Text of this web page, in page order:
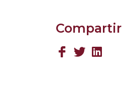
Compartir